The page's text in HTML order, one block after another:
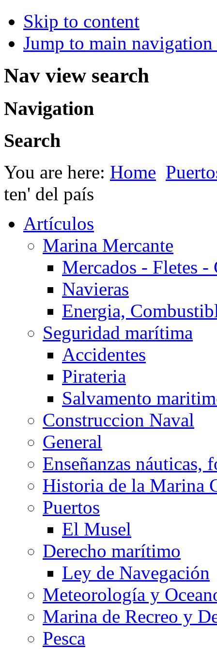
Skip to content
Jump to main
Nav view search
Navigation
Search
You are here: Home
ten' del país
Artículos
Marina Mercante
Mercados - Fletes -
Navieras
Energia,
Seguridad marítima
Accidentes
Pirateria
Salvamento
Construccion Naval
General
Enseñanzas náuticas,
Historia de la Marina
Puertos
El Musel
Derecho marítimo
Ley de Navegación
Meteorología y
Marina de Recreo y
Pesca